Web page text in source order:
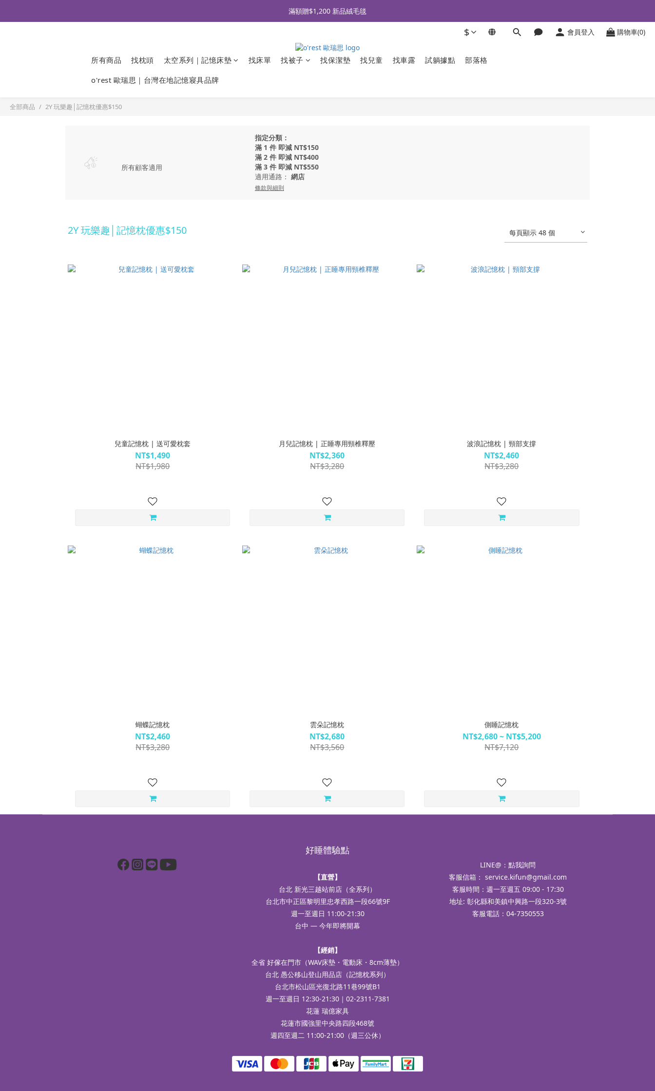
全品牌滿 $990免運｜會員買即贈〈 購物金 〉
滿額贈$1,200 新品絨毛毯
$ 會員登入 購物車(0)
所有商品 找枕頭 太空系列｜記憶床墊 找床單 找被子 找保潔墊 找兒童 找車露 試躺據點 部落格
o'rest 歐瑞思｜台灣在地記憶寢具品牌
全部商品 2Y 玩樂趣│記憶枕優惠$150
所有顧客適用
指定分類：
滿 1 件 即減 NT$150
滿 2 件 即減 NT$400
滿 3 件 即減 NT$550
適用通路： 網店
條款與細則
2Y 玩樂趣│記憶枕優惠$150 每頁顯示 48 個
兒童記憶枕 | 送可愛枕套
NT$1,490
NT$1,980
月兒記憶枕 | 正睡專用頸椎釋壓
NT$2,360
NT$3,280
波浪記憶枕 | 頸部支撐
NT$2,460
NT$3,280
蝴蝶記憶枕
NT$2,460
NT$3,280
雲朵記憶枕
NT$2,680
NT$3,560
側睡記憶枕
NT$2,680 ~ NT$5,200
NT$7,120
好睡體驗點
【直營】
台北 新光三越站前店（全系列）
台北市中正區黎明里忠孝西路一段66號9F
週一至週日 11:00-21:30
台中 — 今年即將開幕
【經銷】
全省 好傢在門市（WAV床墊・電動床・8cm薄墊）
台北 愚公移山登山用品店（記憶枕系列）
台北市松山區光復北路11巷99號B1
週一至週日 12:30-21:30｜02-2311-7381
花蓮 瑞億家具
花蓮市國強里中央路四段468號
週四至週二 11:00-21:00（週三公休）
LINE@： 點我詢問
客服信箱： service.kifun@gmail.com
客服時間：週一至週五 09:00 - 17:30
地址: 彰化縣和美鎮中興路一段320-3號
客服電話：04-7350553